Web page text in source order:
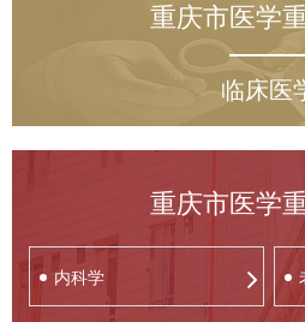
重庆市医学
临床医
重庆市医学
内科学